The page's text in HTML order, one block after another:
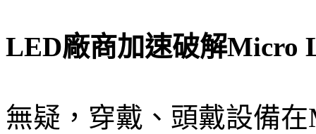
LED廠商加速破解Micro
無疑，穿戴、頭戴設備